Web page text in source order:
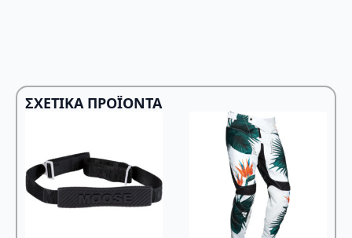
ΣΧΕΤΙΚΆ ΠΡΟΪΌΝΤΑ